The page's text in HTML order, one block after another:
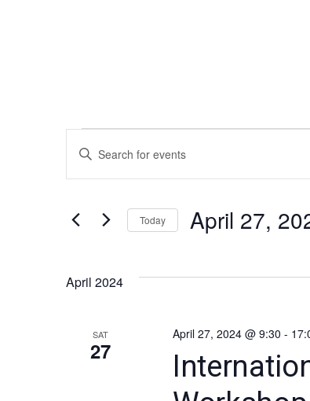
Events
Search
and
Views
Navigation
Enter
for
Events
Today April 27,
April 2024
SAT
27
April 27, 2024 @ 9:30 -